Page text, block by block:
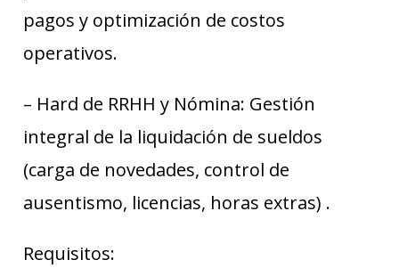
pagos y optimización de costos
operativos.
– Hard de RRHH y Nómina: Gestión
integral de la liquidación de sueldos
(carga de novedades, control de
ausentismo, licencias, horas extras) .
Requisitos: